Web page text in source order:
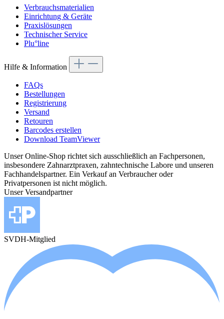
Verbrauchsmaterialien
Einrichtung & Geräte
Praxislösungen
Technischer Service
Plu°line
Hilfe & Information
FAQs
Bestellungen
Registrierung
Versand
Retouren
Barcodes erstellen
Download TeamViewer
Unser Online-Shop richtet sich ausschließlich an Fachpersonen,
insbesondere Zahnarztpraxen, zahntechnische Labore und unseren
Fachhandelspartner. Ein Verkauf an Verbraucher oder
Privatpersonen ist nicht möglich.
Unser Versandpartner
SVDH-Mitglied